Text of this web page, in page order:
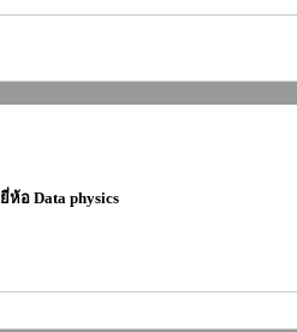
ห้อ Data physics